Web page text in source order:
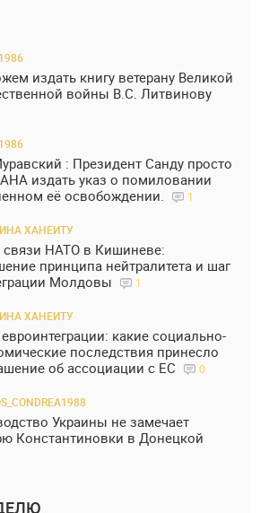
издать книгу ветерану Великой
войны В.С. Литвинову
: Президент Санду просто
издать указ о помиловании
её освобождении.
1
ХАНЕИТУ
НАТО в Кишиневе:
принципа нейтралитета и шаг
Молдовы
1
ХАНЕИТУ
какие социально-
последствия принесло
об ассоциации с ЕС
0
Украины не замечает
Константиновки в Донецкой